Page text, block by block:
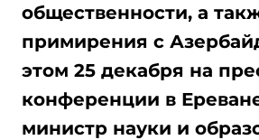
общественности, а
примирения с
этом 25 декабря на
конференции в
министр науки и